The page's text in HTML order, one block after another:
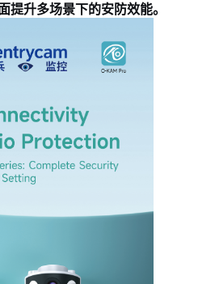
提升多场景下的安防效能。